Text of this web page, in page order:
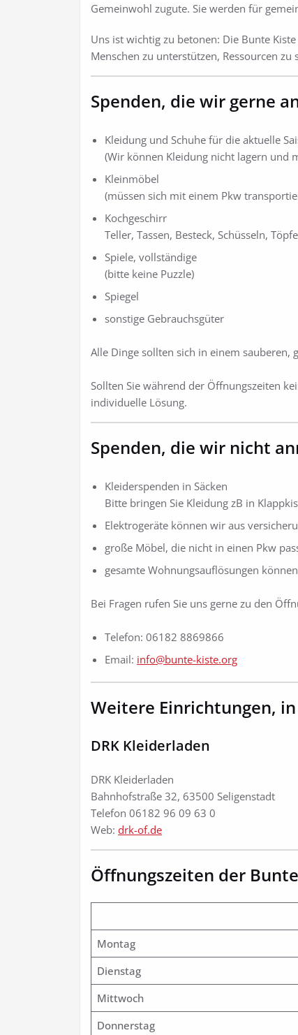
Gemeinwohl zugute. Sie werden für
Uns ist wichtig zu betonen: Die Bunte
Menschen zu unterstützen, Ressourcen
Spenden, die wir gerne
Kleidung und Schuhe für die aktuelle
(Wir können Kleidung nicht lagern und
Kleinmöbel
(müssen sich mit einem Pkw
Kochgeschirr
Teller, Tassen, Besteck, Schüsseln,
Spiele, vollständige
(bitte keine Puzzle)
Spiegel
sonstige Gebrauchsgüter
Alle Dinge sollten sich in einem
Sollten Sie während der Öffnungszeiten
individuelle Lösung.
Spenden, die wir nicht
Kleiderspenden in Säcken
Bitte bringen Sie Kleidung zB in
Elektrogeräte können wir aus
große Möbel, die nicht in einen Pkw
gesamte Wohnungsauflösungen
Bei Fragen rufen Sie uns gerne zu den
Telefon: 06182 8869866
Email: info@bunte-kiste.org
Weitere Einrichtungen,
DRK Kleiderladen
DRK Kleiderladen
Bahnhofstraße 32, 63500 Seligenstadt
Telefon 06182 96 09 63 0
Web: drk-of.de
Öffnungszeiten der
Montag
Dienstag
Mittwoch
Donnerstag